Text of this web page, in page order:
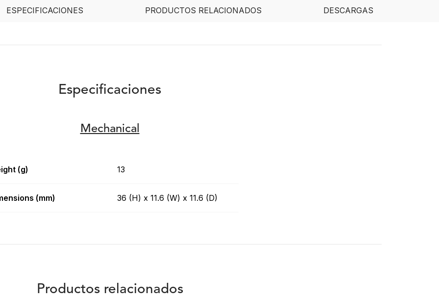
ESPECIFICACIONES PRODUCTOS RELACIONADOS DESCARGAS
Especificaciones
Mechanical
(g) 13
(mm) 36 (H) x 11.6 (W) x 11.6 (D)
Productos relacionados